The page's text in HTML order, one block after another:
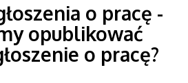
o pracę -
opublikować
o pracę?